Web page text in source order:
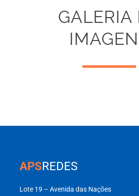
GALERIA
APSREDES
Lote 19 – Avenida das Nações